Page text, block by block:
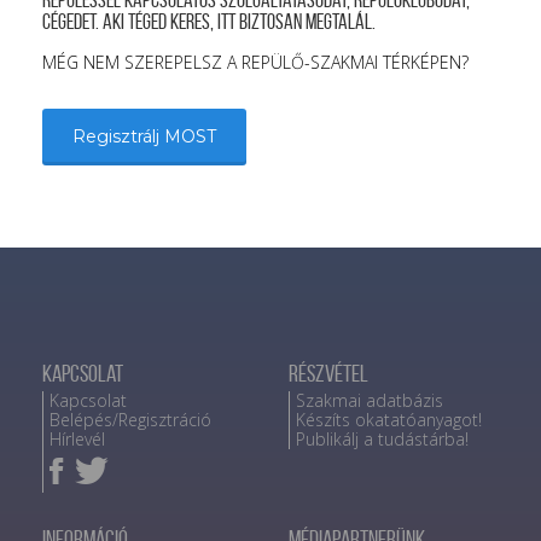
cégedet. Aki téged keres, itt biztosan megtalál.
MÉG NEM SZEREPELSZ A REPÜLŐ-SZAKMAI TÉRKÉPEN?
Regisztrálj MOST
Kapcsolat
Kapcsolat
Belépés/Regisztráció
Hírlevél
Részvétel
Szakmai adatbázis
Készíts okatatóanyagot!
Publikálj a tudástárba!